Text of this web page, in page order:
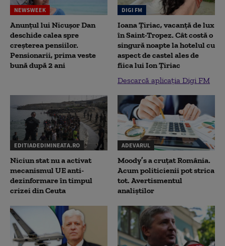
NEWSWEEK
Anunțul lui Nicușor Dan
deschide calea spre
creșterea pensiilor.
Pensionarii, prima veste
bună după 2 ani
DIGI FM
Ioana Țiriac, vacanță de lux
în Saint-Tropez. Cât costă o
singură noapte la hotelul cu
aspect de castel ales de
fiica lui Ion Țiriac
Descarcă aplicația Digi FM
EDITIADEDIMINEATA.RO
Niciun stat nu a activat
mecanismul UE anti-
dezinformare în timpul
crizei din Ceuta
ADEVARUL
Moody’s a cruțat România.
Acum politicienii pot strica
tot. Avertismentul
analiștilor